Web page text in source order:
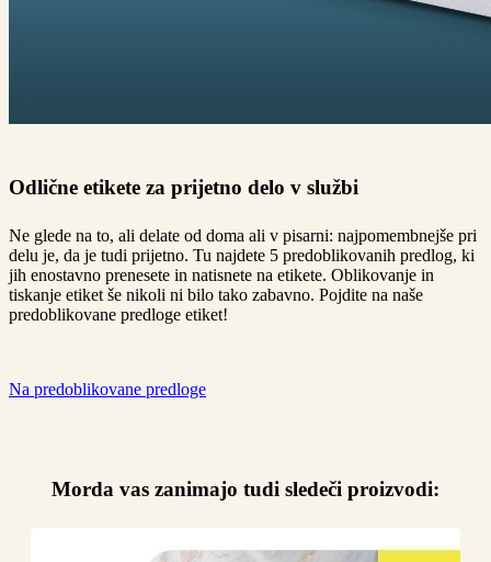
Odlične etikete za prijetno delo v službi
Ne glede na to, ali delate od doma ali v pisarni: najpomembnejše pri
delu je, da je tudi prijetno. Tu najdete 5 predoblikovanih predlog, ki
jih enostavno prenesete in natisnete na etikete. Oblikovanje in
tiskanje etiket še nikoli ni bilo tako zabavno. Pojdite na naše
predoblikovane predloge etiket!
Na predoblikovane predloge
Morda vas zanimajo tudi sledeči proizvodi: